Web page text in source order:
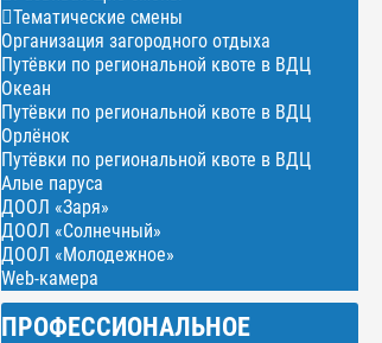
Тематические смены
Организация загородного отдыха
Путёвки по региональной квоте в ВДЦ
Океан
Путёвки по региональной квоте в ВДЦ
Орлёнок
Путёвки по региональной квоте в ВДЦ
Алые паруса
ДООЛ «Заря»
ДООЛ «Солнечный»
ДООЛ «Молодежное»
Web-камера
ПРОФЕССИОНАЛЬНОЕ